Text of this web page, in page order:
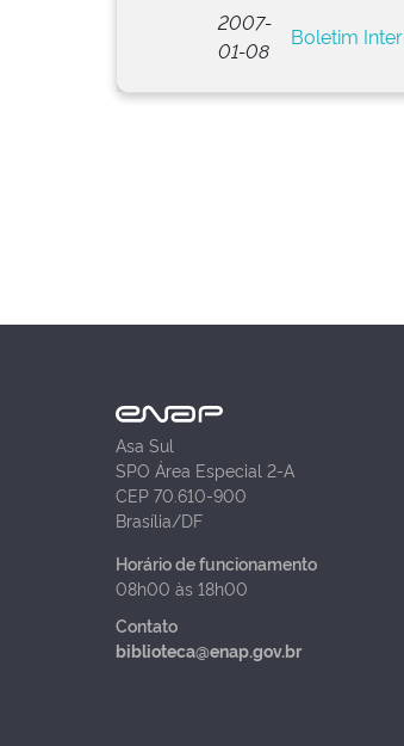
2007-
01-08
Boletim
Asa Sul
SPO Área Especial 2-A
CEP 70.610-900
Brasília/DF
Horário de funcionamento
08h00 às 18h00
Contato
biblioteca@enap.gov.br